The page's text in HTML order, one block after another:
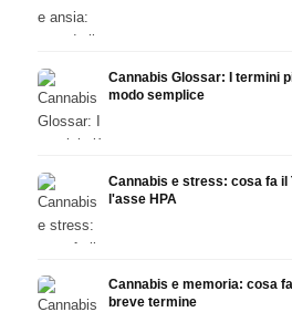
Cannabis Glossar: I termini
modo semplice
Cannabis e stress: cosa fa il
l'asse HPA
Cannabis e memoria: cosa
breve termine